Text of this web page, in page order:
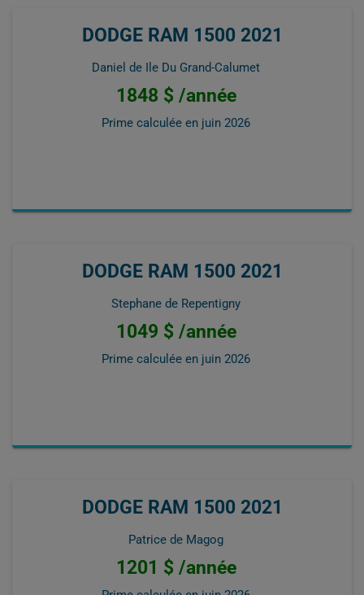
DODGE RAM 1500 2021
Daniel de Ile Du Grand-Calumet
1848 $ /année
Prime calculée en juin 2026
DODGE RAM 1500 2021
Stephane de Repentigny
1049 $ /année
Prime calculée en juin 2026
DODGE RAM 1500 2021
Patrice de Magog
1201 $ /année